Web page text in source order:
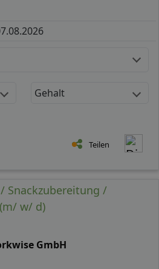
Gehalt
Teilen
Snackzubereitung /
w/ d)
GmbH